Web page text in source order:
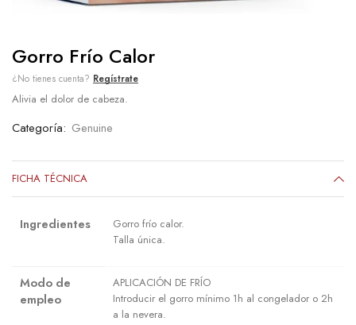
Gorro Frío Calor
¿No tienes cuenta? Regístrate
Alivia el dolor de cabeza.
Categoría: Genuine
FICHA TÉCNICA
Ingredientes
Gorro frío calor.
Talla única.
Modo de
empleo
APLICACIÓN DE FRÍO
Introducir el gorro mínimo 1h al congelador o 2h
a la nevera.